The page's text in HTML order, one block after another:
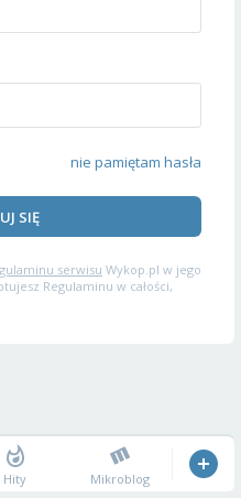
nie pamiętam hasła
SIĘ
serwisu Wykop.pl w jego
Regulaminu w całości,
Hity Mikroblog